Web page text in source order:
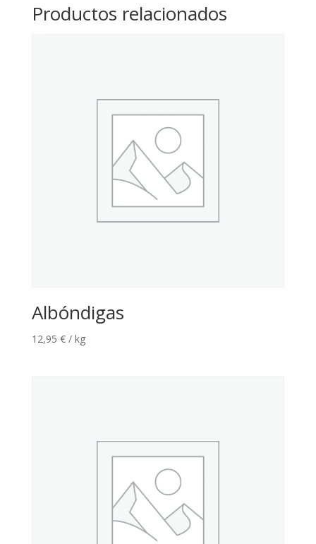
Productos relacionados
Albóndigas
12,95 € / kg